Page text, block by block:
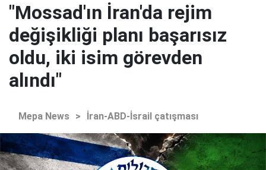
"Mossad'ın İran'da rejim
değişikliği planı başarısız
oldu, iki isim görevden
alındı"
Mepa News > İran-ABD-İsrail çatışması